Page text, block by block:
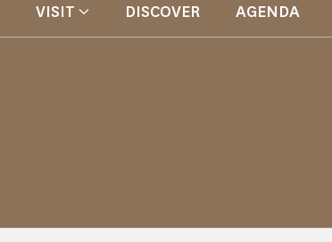
VISIT DISCOVER AGENDA